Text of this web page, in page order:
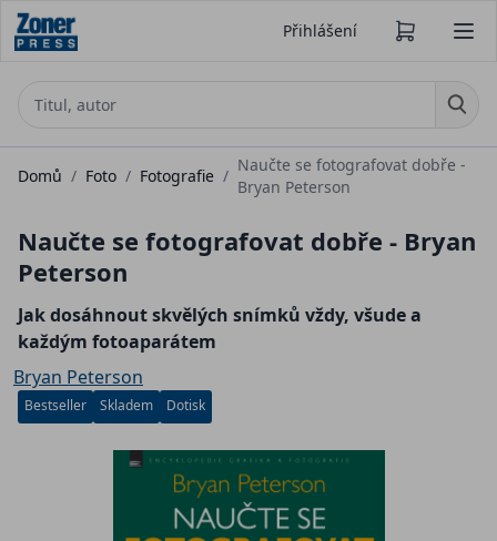
Přihlášení
Domů / Foto / Fotografie /
Naučte se fotografovat dobře -
Bryan Peterson
Naučte se fotografovat dobře - Bryan
Peterson
Jak dosáhnout skvělých snímků vždy, všude a
každým fotoaparátem
Bryan Peterson
Bestseller Skladem Dotisk